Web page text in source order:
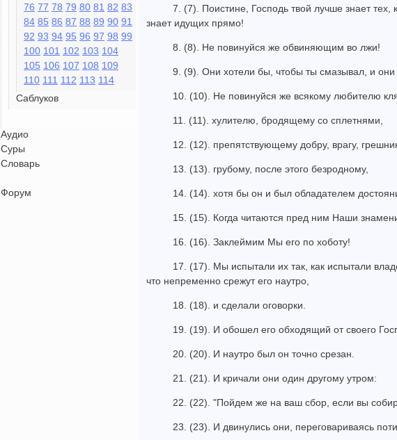
76 77 78 79 80 81 82 83
84 85 86 87 88 89 90 91
92 93 94 95 96 97 98 99
100 101 102 103 104
105 106 107 108 109
110 111 112 113 114
Саблуков
Аудио
Суры
Словарь
Форум
7. (7). Поистине, Господь твой лучше знает тех,
знает идущих прямо!
8. (8). Не повинуйся же обвиняющим во лжи!
9. (9). Они хотели бы, чтобы ты смазывал, и
10. (10). Не повинуйся же всякому любителю
11. (11). хулителю, бродящему со сплетнями,
12. (12). препятствующему добру, врагу,
13. (13). грубому, после этого безродному,
14. (14). хотя бы он и был обладателем
15. (15). Когда читаются пред ним Наши
16. (16). Заклеймим Мы его по хоботу!
17. (17). Мы испытали их так, как испытали
что непременно срежут его наутро,
18. (18). и сделали оговорки.
19. (19). И обошел его обходящий от своего
20. (20). И наутро был он точно срезан.
21. (21). И кричали они один другому утром:
22. (22). "Пойдем же на ваш сбор, если вы
23. (23). И двинулись они, переговариваясь